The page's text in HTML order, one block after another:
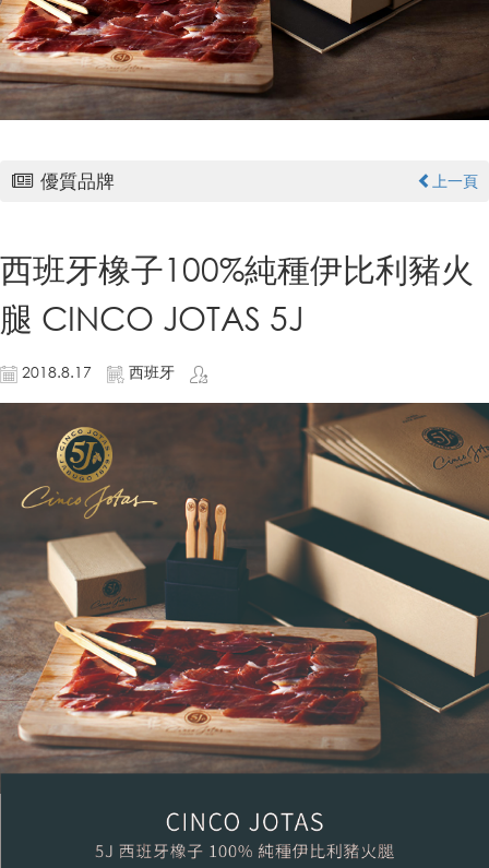
優質品牌 上一頁
西班牙橡子100%純種伊比利豬火
腿 CINCO JOTAS 5J
2018.8.17 西班牙